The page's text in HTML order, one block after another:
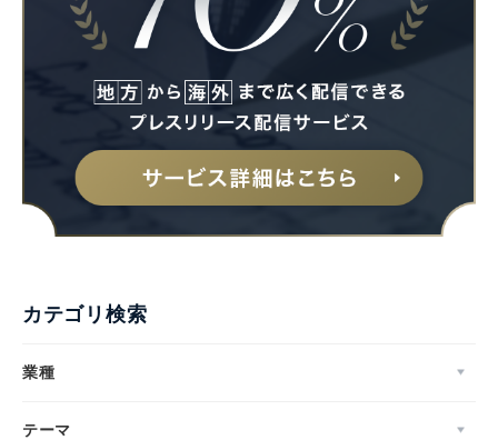
カテゴリ検索
業種
テーマ